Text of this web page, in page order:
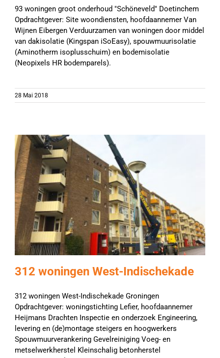
93 woningen groot onderhoud "Schöneveld" Doetinchem
Opdrachtgever: Site woondiensten, hoofdaannemer Van
Wijnen Eibergen Verduurzamen van woningen door middel
van dakisolatie (Kingspan iSoEasy), spouwmuurisolatie
(Aminotherm isoplusschuim) en bodemisolatie
(Neopixels HR bodemparels).
28 Mai 2018
312 woningen West-Indischekade
312 woningen West-Indischekade Groningen
Opdrachtgever: woningstichting Lefier, hoofdaannemer
Heijmans Drachten Inspectie en onderzoek Engineering,
levering en (de)montage steigers en hoogwerkers
Spouwmuurverankering Gevelreiniging Voeg- en
metselwerkherstel Kleinschalig betonherstel